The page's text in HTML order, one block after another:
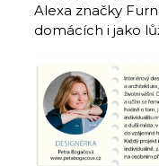
Alexa značky
domácích i jako